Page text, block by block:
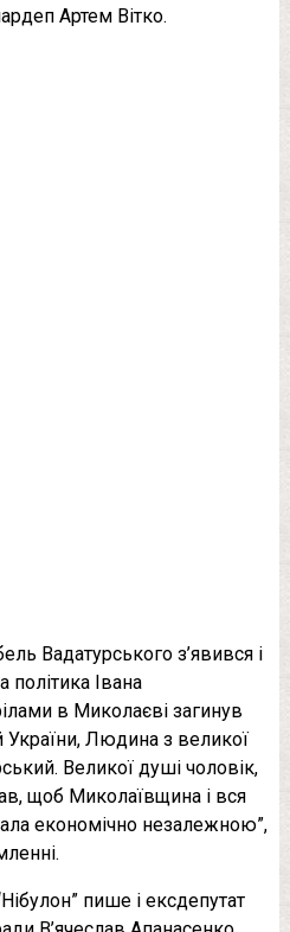
Артем Вітко.
Вадатурського з’явився і
політика Івана
в Миколаєві загинув
України, Людина з великої
Великої душі чоловік,
щоб Миколаївщина і вся
економічно незалежною”,
пише і ексдепутат